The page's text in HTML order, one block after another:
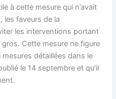
à cette mesure qui n’avait
les faveurs de la
les interventions portant
Cette mesure ne figure
mesures détaillées dans le
le 14 septembre et qu’il